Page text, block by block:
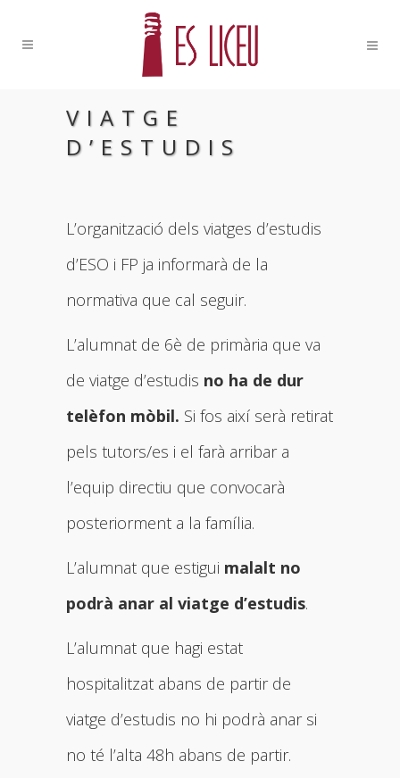
VIATGE
D’ESTUDIS
L’organització dels viatges d’estudis
d’ESO i FP ja informarà de la
normativa que cal seguir.
L’alumnat de 6è de primària que va
de viatge d’estudis no ha de dur
telèfon mòbil. Si fos així serà retirat
pels tutors/es i el farà arribar a
l’equip directiu que convocarà
posteriorment a la família.
L’alumnat que estigui malalt no
podrà anar al viatge d’estudis.
L’alumnat que hagi estat
hospitalitzat abans de partir de
viatge d’estudis no hi podrà anar si
no té l’alta 48h abans de partir.